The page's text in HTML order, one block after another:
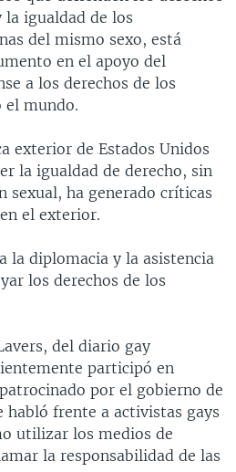
la igualdad de los
del mismo sexo, está
en el apoyo del
a los derechos de los
el mundo.
exterior de Estados Unidos
la igualdad de derecho, sin
ha generado críticas
el exterior.
la diplomacia y la asistencia
los derechos de los
del diario gay
participó en
por el gobierno de
habló frente a activistas gays
utilizar los medios de
la responsabilidad de las